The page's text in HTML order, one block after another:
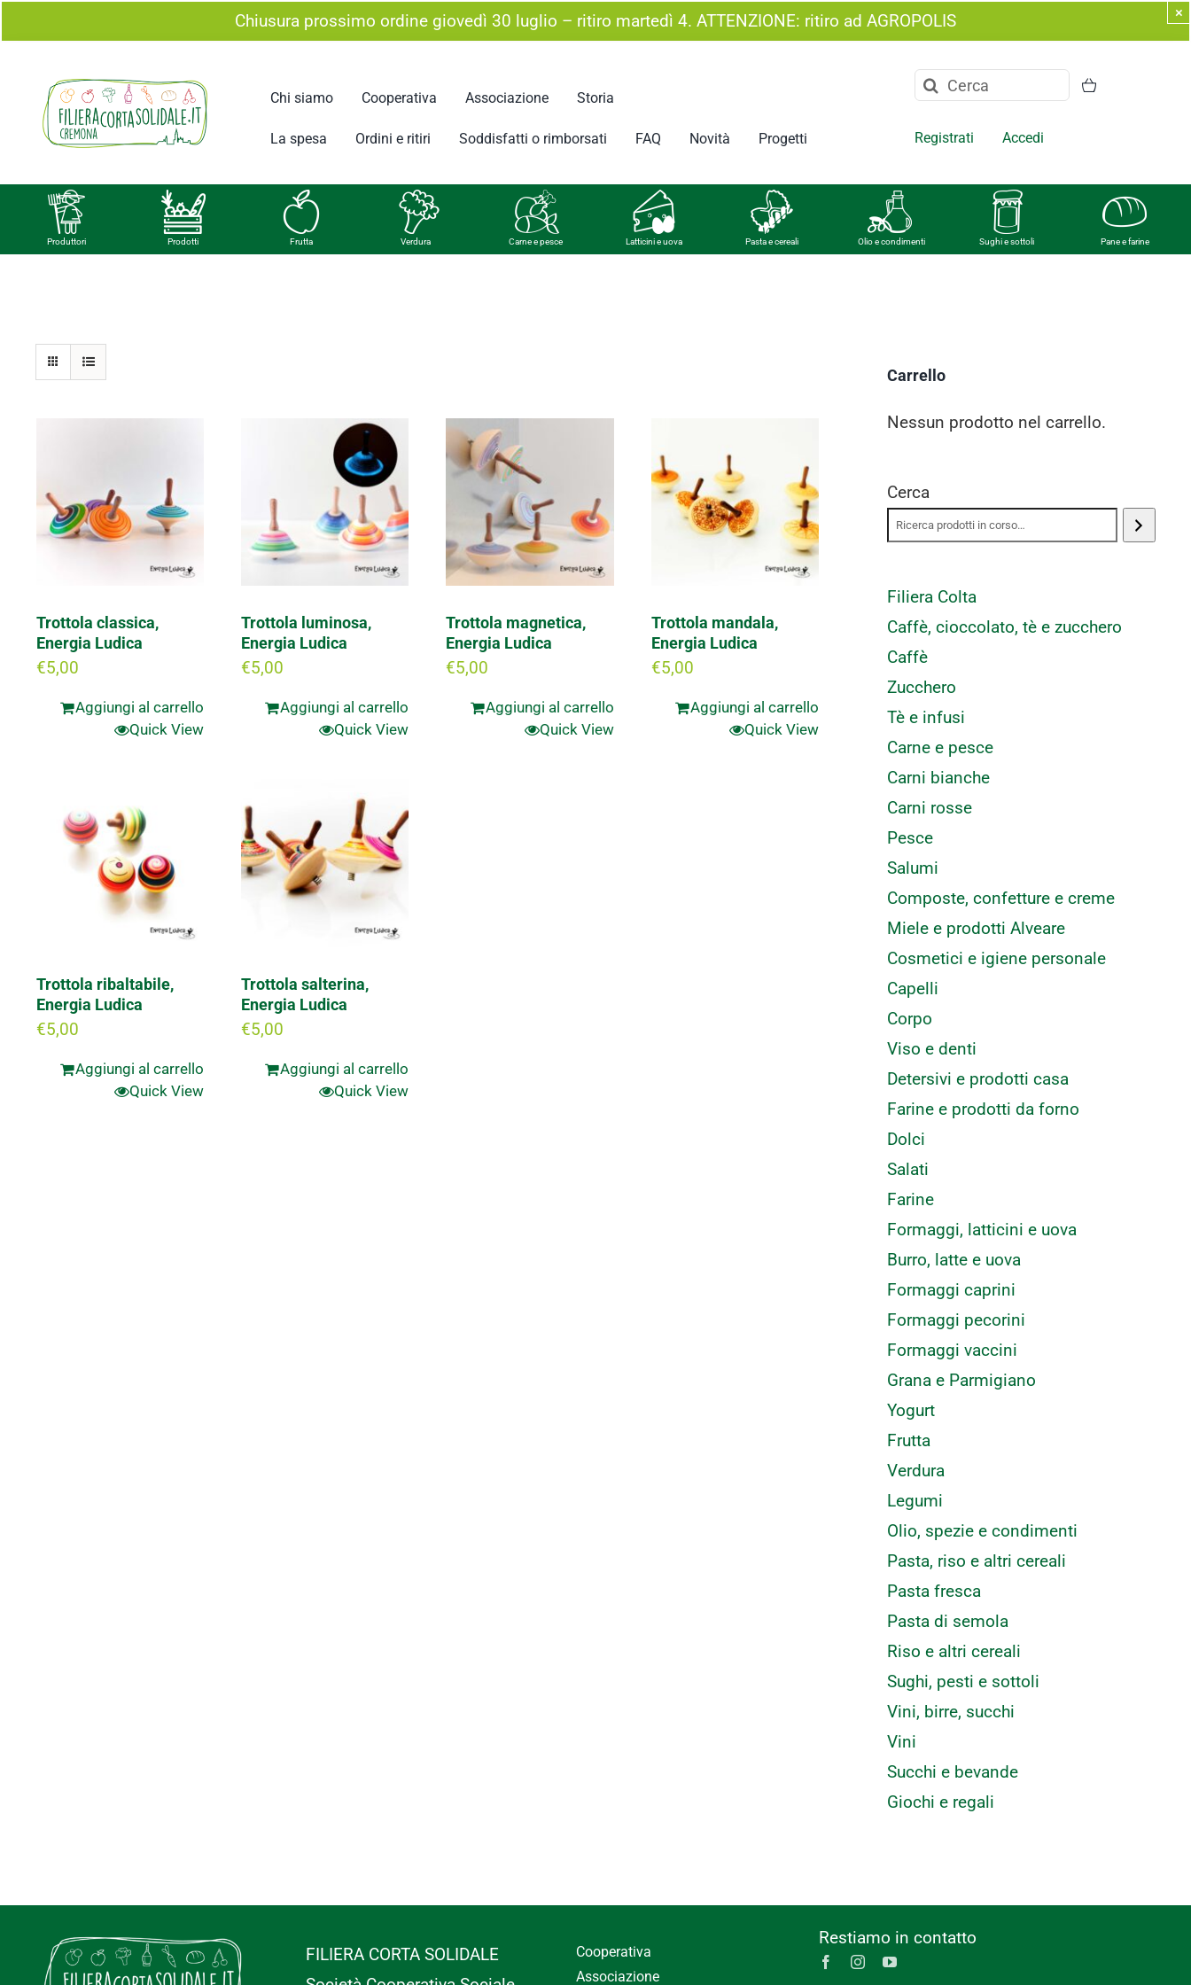
al
contenuto
Chiusura prossimo ordine giovedì 30 luglio – ritiro martedì 4. ATTENZIONE: ritiro ad AGROPOLIS ×
Chi siamo Cooperativa Associazione Storia
La spesa Ordini e ritiri Soddisfatti o rimborsati FAQ Novità Progetti
Cerca
Registrati Accedi
Produttori Prodotti Frutta Verdura Carne e pesce Latticini e uova Pasta e cereali Olio e condimenti Sughi e sottoli Pane e farine
Trottola classica,
Energia Ludica
€5,00
Aggiungi al carrello
Quick View
Trottola luminosa,
Energia Ludica
€5,00
Aggiungi al carrello
Quick View
Trottola magnetica,
Energia Ludica
€5,00
Aggiungi al carrello
Quick View
Trottola mandala,
Energia Ludica
€5,00
Aggiungi al carrello
Quick View
Trottola ribaltabile,
Energia Ludica
€5,00
Aggiungi al carrello
Quick View
Trottola salterina,
Energia Ludica
€5,00
Aggiungi al carrello
Quick View
Carrello
Nessun prodotto nel carrello.
Cerca
Filiera Colta
Caffè, cioccolato, tè e zucchero
Caffè
Zucchero
Tè e infusi
Carne e pesce
Carni bianche
Carni rosse
Pesce
Salumi
Composte, confetture e creme
Miele e prodotti Alveare
Cosmetici e igiene personale
Capelli
Corpo
Viso e denti
Detersivi e prodotti casa
Farine e prodotti da forno
Dolci
Salati
Farine
Formaggi, latticini e uova
Burro, latte e uova
Formaggi caprini
Formaggi pecorini
Formaggi vaccini
Grana e Parmigiano
Yogurt
Frutta
Verdura
Legumi
Olio, spezie e condimenti
Pasta, riso e altri cereali
Pasta fresca
Pasta di semola
Riso e altri cereali
Sughi, pesti e sottoli
Vini, birre, succhi
Vini
Succhi e bevande
Giochi e regali
FILIERA CORTA SOLIDALE
Cooperativa
Associazione
Restiamo in contatto